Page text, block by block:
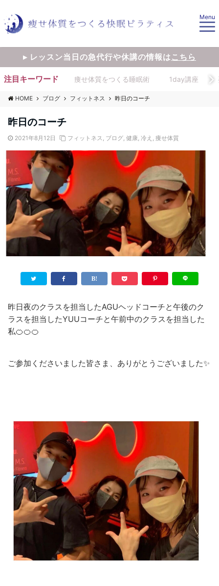
Menu
▸ レッスン当日の急代行や休講の情報はこちら
注目キーワード 痩せ体質をつくる睡眠術 1day講座
HOME ブログ フィットネス 昨日のコーチ
昨日のコーチ
2021年8月12日 フィットネス, ブログ, 健康, 冷え , 痩せ体質
昨日夜のクラスを担当したAGUヘッドコーチと午後のク
ラスを担当したYUUコーチと午前中のクラスを担当した
私🍊🍊🍊
ご参加くださいました皆さま、ありがとうございました✨